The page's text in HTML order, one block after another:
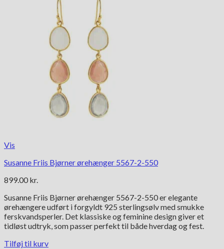
Vis
Susanne Friis Bjørner ørehænger 5567-2-550
899.00 kr.
Susanne Friis Bjørner ørehænger 5567-2-550 er elegante
ørehængere udført i forgyldt 925 sterlingsølv med smukke
ferskvandsperler. Det klassiske og feminine design giver et
tidløst udtryk, som passer perfekt til både hverdag og fest.
Tilføj til kurv